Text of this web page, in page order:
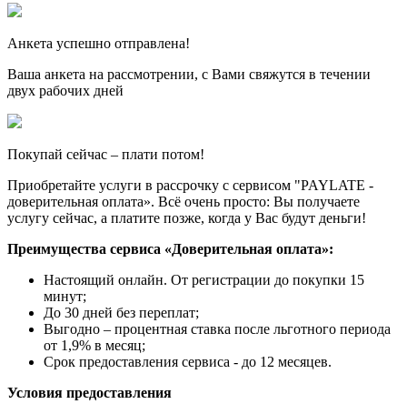
Анкета успешно отправлена!
Ваша анкета на рассмотрении, с Вами свяжутся в течении
двух рабочих дней
Покупай сейчас – плати потом!
Приобретайте услуги в рассрочку с сервисом "PAYLATE -
доверительная оплата». Всё очень просто: Вы получаете
услугу сейчас, а платите позже, когда у Вас будут деньги!
Преимущества сервиса «Доверительная оплата»:
Настоящий онлайн. От регистрации до покупки 15
минут;
До 30 дней без переплат;
Выгодно – процентная ставка после льготного периода
от 1,9% в месяц;
Срок предоставления сервиса - до 12 месяцев.
Условия предоставления